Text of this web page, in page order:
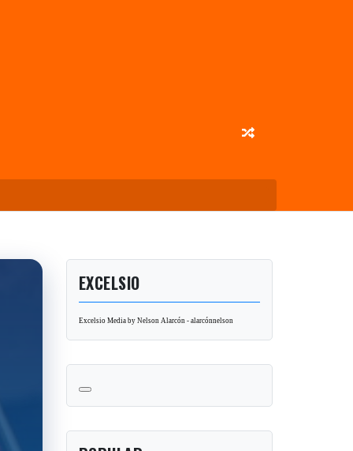
EXCELSIO
Excelsio Media by Nelson Alarcón - alarcónnelson